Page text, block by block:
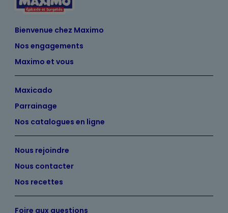
Bienvenue chez Maximo
Nos engagements
Maximo et vous
Maxicado
Parrainage
Nos catalogues en ligne
Nous rejoindre
Nous contacter
Nos recettes
Foire aux questions